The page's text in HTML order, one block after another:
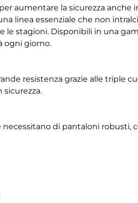
aumentare la sicurezza anche
linea essenziale che non
stagioni. Disponibili in una
ogni giorno.
resistenza grazie alle triple
necessitano di pantaloni robusti,